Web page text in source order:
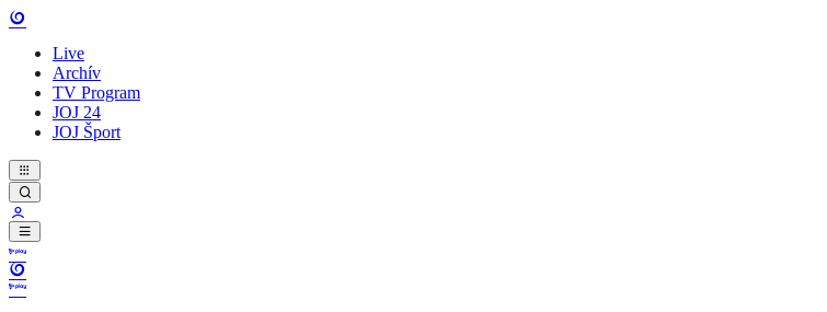
Live
Archív
TV Program
JOJ 24
JOJ Šport